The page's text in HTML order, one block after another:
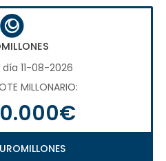
11-08-2026
MILLONARIO: